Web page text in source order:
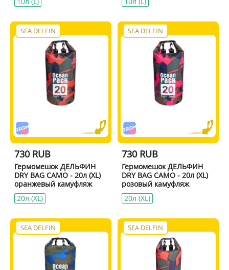
SEA DELFIN
730 RUB
Гермомешок ДЕЛЬФИН
DRY BAG CAMO - 20л (XL)
оранжевый камуфляж
20л (XL)
SEA DELFIN
730 RUB
Гермомешок ДЕЛЬФИН
DRY BAG CAMO - 20л (XL)
розовый камуфляж
20л (XL)
SEA DELFIN SEA DELFIN